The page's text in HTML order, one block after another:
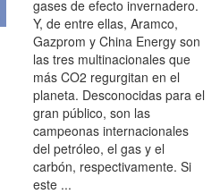
gases de efecto invernadero.
Y, de entre ellas, Aramco,
Gazprom y China Energy son
las tres multinacionales que
más CO2 regurgitan en el
planeta. Desconocidas para el
gran público, son las
campeonas internacionales
del petróleo, el gas y el
carbón, respectivamente. Si
este ...